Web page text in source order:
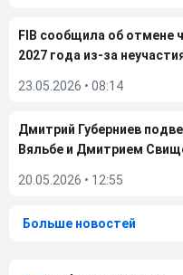
FIB сообщила об отмене
2027 года из-за
23.05.2026 • 08:14
Дмитрий Губерниев
Вяльбе и Дмитрием
20.05.2026 • 12:55
Больше новостей